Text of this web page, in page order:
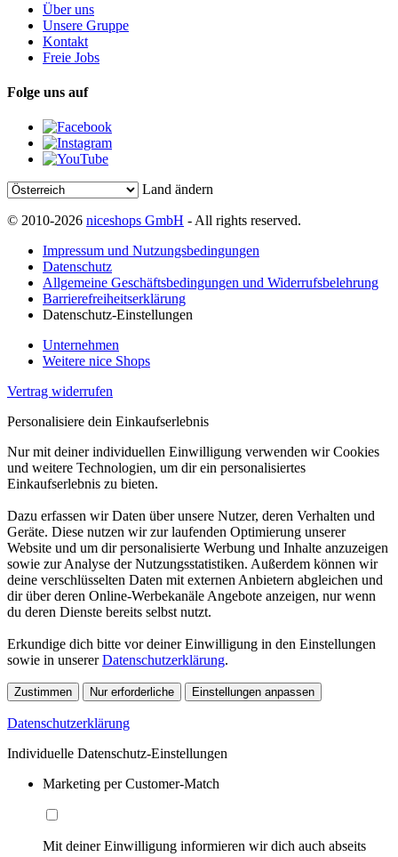
Über uns
Unsere Gruppe
Kontakt
Freie Jobs
Folge uns auf
Land ändern
© 2010-2026 niceshops GmbH - All rights reserved.
Impressum und Nutzungsbedingungen
Datenschutz
Allgemeine Geschäftsbedingungen und Widerrufsbelehrung
Barrierefreiheitserklärung
Datenschutz-Einstellungen
Unternehmen
Weitere nice Shops
Vertrag widerrufen
Personalisiere dein Einkaufserlebnis
Nur mit deiner individuellen Einwilligung verwenden wir Cookies
und weitere Technologien, um dir ein personalisiertes
Einkaufserlebnis zu bieten.
Dazu erfassen wir Daten über unsere Nutzer, deren Verhalten und
Geräte. Diese nutzen wir zur laufenden Optimierung unserer
Website und um dir personalisierte Werbung und Inhalte anzuzeigen
sowie zur Analyse der Nutzungsstatistiken. Außerdem können wir
deine verschlüsselten Daten mit externen Anbietern abgleichen und
dir über deren Online-Werbekanäle Angebote anzeigen, nur wenn
du deren Dienste bereits selbst nutzt.
Erkundige dich bitte vor deiner Einwilligung in den Einstellungen
sowie in unsererDatenschutzerklärung.
Zustimmen Nur erforderliche Einstellungen anpassen
Datenschutzerklärung
Individuelle Datenschutz-Einstellungen
Marketing per Customer-Match
Mit deiner Einwilligung informieren wir dich auch abseits